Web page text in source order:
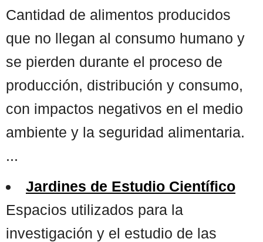
Cantidad de alimentos producidos
que no llegan al consumo humano y
se pierden durante el proceso de
producción, distribución y consumo,
con impactos negativos en el medio
ambiente y la seguridad alimentaria.
...
Jardines de Estudio Científico
Espacios utilizados para la
investigación y el estudio de las